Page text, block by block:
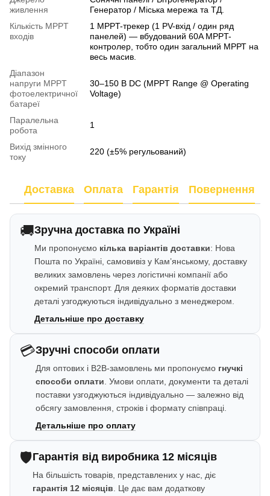
живлення
Генератор / Міська мережа та ТД.
Кількість MPPT
входів
1 MPPT-трекер (1 PV-вхід / один ряд
панелей) — вбудований 60A MPPT-
контролер, тобто один загальний МРРТ на
весь масив.
Діапазон
напруги MPPT
фотоелектричної
батареї
30–150 В DC (MPPT Range @ Operating
Voltage)
Паралельна
робота
1
Вихід змінного
току
220 (±5% регульований)
Доставка Оплата Гарантія Повернення
🚚Зручна доставка по Україні
Ми пропонуємо кілька варіантів доставки: Нова
Пошта по Україні, самовивіз у Кам’янському, доставку
великих замовлень через логістичні компанії або
окремий транспорт. Для деяких форматів доставки
деталі узгоджуються індивідуально з менеджером.
Детальніше про доставку
💳Зручні способи оплати
Для оптових і B2B-замовлень ми пропонуємо гнучкі
способи оплати. Умови оплати, документи та деталі
поставки узгоджуються індивідуально — залежно від
обсягу замовлення, строків і формату співпраці.
Детальніше про оплату
🛡️Гарантія від виробника 12 місяців
На більшість товарів, представлених у нас, діє
гарантія 12 місяців. Це дає вам додаткову